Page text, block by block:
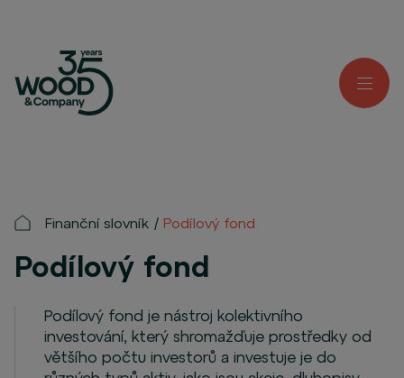
Finanční slovník Podílový fond
Podílový fond
Podílový fond je nástroj kolektivního
investování, který shromažďuje prostředky od
většího počtu investorů a investuje je do